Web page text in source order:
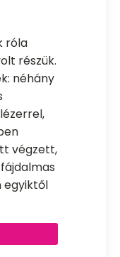
róla
részük.
néhány
végzett,
egyiktől